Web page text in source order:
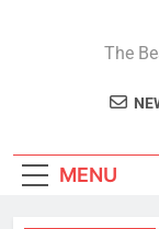
The
MENU